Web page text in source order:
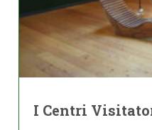
I Centri